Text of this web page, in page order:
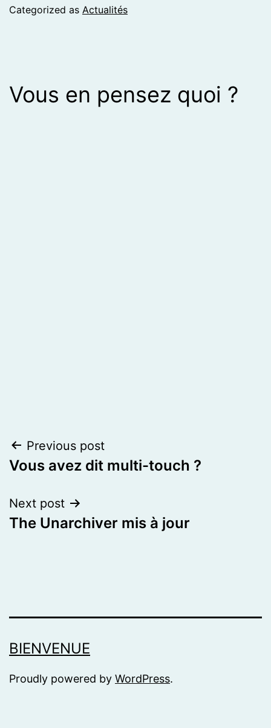
Categorized as Actualités
Vous en pensez quoi ?
Post
navigation
Previous post
Vous avez dit multi-touch ?
Next post
The Unarchiver mis à jour
BIENVENUE
Proudly powered by WordPress.